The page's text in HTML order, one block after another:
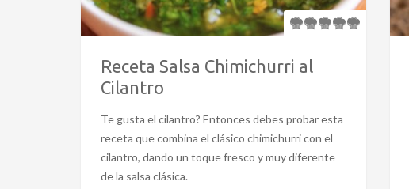
Receta Salsa Chimichurri al
Cilantro
Te gusta el cilantro? Entonces debes probar esta
receta que combina el clásico chimichurri con el
cilantro, dando un toque fresco y muy diferente
de la salsa clásica.